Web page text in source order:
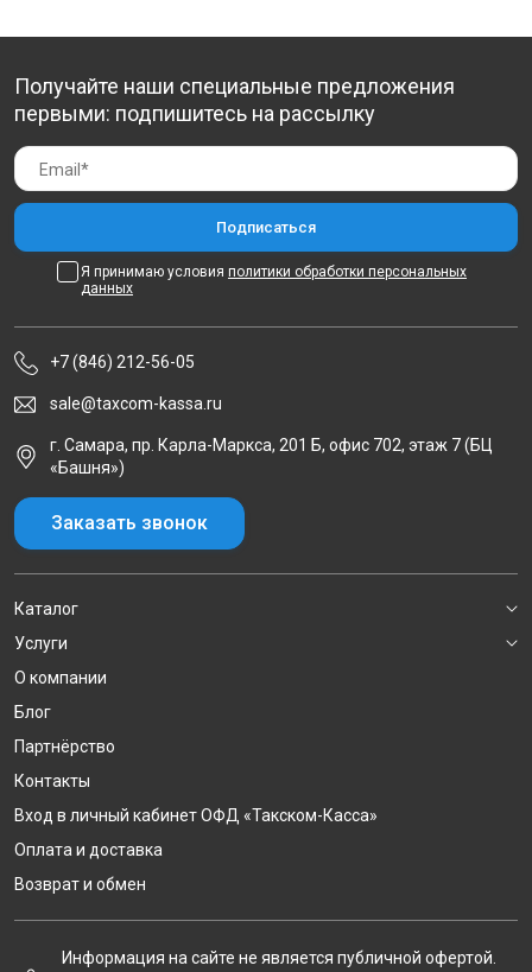
Получайте наши специальные предложения
первыми: подпишитесь на рассылку
Я принимаю условия политики обработки персональных
данных
+7 (846) 212-56-05
sale@taxcom-kassa.ru
г. Самара, пр. Карла-Маркса, 201 Б, офис 702, этаж 7 (БЦ
«Башня»)
Заказать звонок
Каталог
Услуги
О компании
Блог
Партнёрство
Контакты
Вход в личный кабинет ОФД «Такском-Касса»
Оплата и доставка
Возврат и обмен
Информация на сайте не является публичной офертой.